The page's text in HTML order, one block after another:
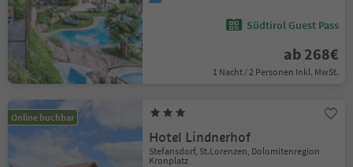
Südtirol Guest Pass
ab 268€
1 Nacht / 2 Personen Inkl. MwSt.
Online buchbar
Hotel Lindnerhof
Stefansdorf, St.Lorenzen, Dolomitenregion
Kronplatz